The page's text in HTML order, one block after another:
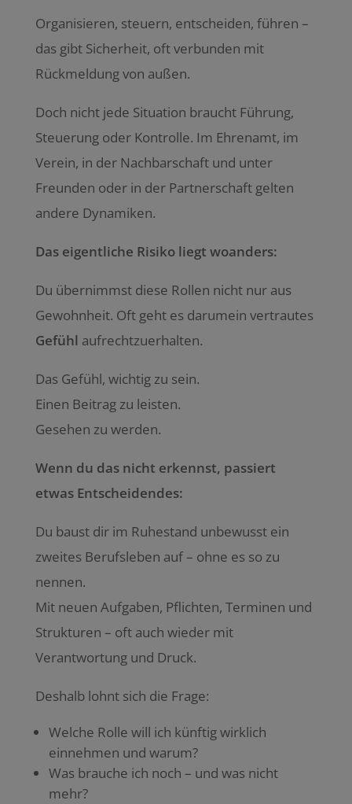
Organisieren, steuern, entscheiden, führen –
das gibt Sicherheit, oft verbunden mit
Rückmeldung von außen.
Doch nicht jede Situation braucht Führung,
Steuerung oder Kontrolle. Im Ehrenamt, im
Verein, in der Nachbarschaft und unter
Freunden oder in der Partnerschaft gelten
andere Dynamiken.
Das eigentliche Risiko liegt woanders:
Du übernimmst diese Rollen nicht nur aus
Gewohnheit. Oft geht es darumein vertrautes
Gefühl aufrechtzuerhalten.
Das Gefühl, wichtig zu sein.
Einen Beitrag zu leisten.
Gesehen zu werden.
Wenn du das nicht erkennst, passiert
etwas Entscheidendes:
Du baust dir im Ruhestand unbewusst ein
zweites Berufsleben auf – ohne es so zu
nennen.
Mit neuen Aufgaben, Pflichten, Terminen und
Strukturen – oft auch wieder mit
Verantwortung und Druck.
Deshalb lohnt sich die Frage:
Welche Rolle will ich künftig wirklich
einnehmen und warum?
Was brauche ich noch – und was nicht
mehr?